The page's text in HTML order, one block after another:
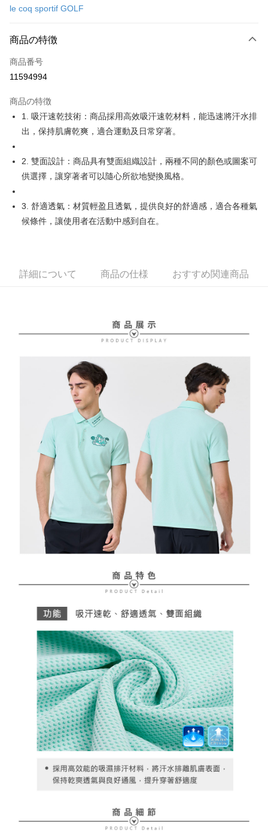
LINE Pay
Apple Pay
Easy Wallet
OP Pay Later
【OP Pay Later 使用説明】
1. 本サービスは台湾大哥大によって提供され、台湾大哥大のユーザーは追
加の申請なしで即時に利用可能です。
いの回数や支払い期限を選択し、支払いを確認すると取引が完了します。
3. 実際の承認額、分割回数および費用については、後続の取引確認ページ
内容についての説明はいたしかねます。
締め日後に支払いリマインダーのSMSを送信します。
2. SMSのリンクを通じて請求書を開いた後、「コンビニバーコード／台湾
支払いを選択できます。
1. 本サービスは「台湾大哥大株式会社」（以下「当社」といいます）によ
って提供され、ユーザーが取引時に本サービスを通じて商品やサービスを
購入できるようにし、店舗が売買／分割払い売買の債権を当社に譲渡した
後、契約に基づいて当社の請求書で帳款を支払うことになります。
2. 「OP Pay Later」を利用する契約関係の目的から、店舗はあなたの個人
情報（名前、電話または住所を含む）を台湾大哥大に提供し、収集、処理
および利用するために、当社があなた本人と分割請求書に必要な情報の確
認、照合および修正を行います。
3. 完全なユーザーサービス規約については、以下のリンクを参照してくだ
https://oppay.tw/userRule
AFTEE代金後払い
説明
一、 AFTEE代金後払いについて
1.お支払い方法でAFTEE代金後払いを選択すると、携帯電話認証ウィンド
2.SMSで認証してお支払い手続を進めてください。
の場合は、AFTEE アプリプッシュ通知が届きます。
5.商品受け取り時のお支払いは不要です。商品を確かめてから、SMSまた
代金納付期限は最短で 14 日以内ですので、ご注意ください。AFTEE アプ
リをダウンロードして AFTEE 会員になるとお支払い期限を最長 45 日以内
お支払期限は、ショップが請求した期日と、AFTEEで延長できる日数をも
とに計算されます。AFTEEで注文すると、商品を受け取るまで支払い期限
を延長できますが、商品を期限内に受け取れない場合があります（例：予
約商品や商品到着日が比較的遅い商品）。そのため、商品到着の有無に関
わらず、AFTEEで指定された期限内にお支払いください。
二、支払い限度額
1.初回 AFTEEを ご利用の際に、認証結果及び当社の審査の結果に基づ
き、限度額が設定されます。
2.決済金額は最低NT$20です。
3.現在、台湾の会員のみご利用いただけます。
三、利用規約「AFTEE代金後払い」（以下当サービスという）はネットプ
ロテクションズ（以下 AFTEE という）が提供し、AFTEEが代金を徴収し
ます。当サービスご利用の際に提供しなければならない個人情報（注文者
の氏名、電話番号、受取人の氏名、電話番号、受取人住所を含むがこれに
限らない）は、AFTEEに渡され当サービスで必要な範囲内で利用されま
す。AFTEEの個人情報の収集、処理、利用について、詳細はAFTEE公式ホ
https://aftee.tw/privacypolicy/ ）。
AFTEEの初回ご利用の際に、審査を通過すれば、最高額がNT$10,000にな
納金が加算されます。未成年の利用者は、事前に法定代理人または後見人
個人情報の処理、利用について疑問がある、または関連する法律の権利を
行使したい場合は、ネットプロテクションズcs_tw@netprotections.co.jp
にご連絡ください。上記に示した個人情報を、必要な購入注文書とあわせ
てAFTEEにご提供いただく、またはAFTEEにあなたの個人情報の収集、処
理、利用を許可することににご同意いただけない場合は、当サービスを選
択しないでください。
ATM払い
配送毎にNT$80、NT$2,000以上で送料無料
付款後萊爾富取貨
配送毎にNT$80、NT$2,000以上で送料無料
配送毎にNT$80、NT$2,000以上で送料無料
付款後7-11取貨
配送毎にNT$80、NT$2,000以上で送料無料
配送毎にNT$80、NT$2,000以上で送料無料
離島宅配
配送毎にNT$280、NT$2,000以上で送料無料
le coq sportif GOLF
商品の特徴
商品番号
11594994
商品の特徴
1. 吸汗速乾技術：商品採用高效吸汗速乾材料，能迅速將汗水排
出，保持肌膚乾爽，適合運動及日常穿著。
2. 雙面設計：商品具有雙面組織設計，兩種不同的顏色或圖案可
供選擇，讓穿著者可以隨心所欲地變換風格。
3. 舒適透氣：材質輕盈且透氣，提供良好的舒適感，適合各種氣
候條件，讓使用者在活動中感到自在。
詳細について 商品の仕様 おすすめ関連商品